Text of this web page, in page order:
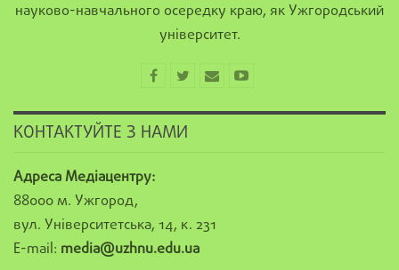
науково-навчального осередку краю, як Ужгородський
університет.
КОНТАКТУЙТЕ З НАМИ
Адреса Медіацентру:
88000 м. Ужгород,
вул. Університетська, 14, к. 231
E-mail: media@uzhnu.edu.ua